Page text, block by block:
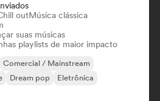
outMúsica clássica
suas músicas
playlists de maior impacto
Comercial / Mainstream
Dream pop
Eletrônica